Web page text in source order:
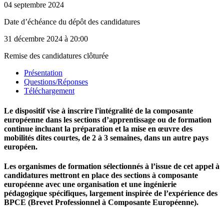
04 septembre 2024
Date d’échéance du dépôt des candidatures
31 décembre 2024 à 20:00
Remise des candidatures clôturée
Présentation
Questions/Réponses
Téléchargement
Le dispositif vise à inscrire l'intégralité de la composante
européenne dans les sections d’apprentissage ou de formation
continue incluant la préparation et la mise en œuvre des
mobilités dites courtes, de 2 à 3 semaines, dans un autre pays
européen.
Les organismes de formation sélectionnés à l’issue de cet appel à
candidatures mettront en place des sections à composante
européenne avec une organisation et une ingénierie
pédagogique spécifiques, largement inspirée de l’expérience des
BPCE (Brevet Professionnel à Composante Européenne).